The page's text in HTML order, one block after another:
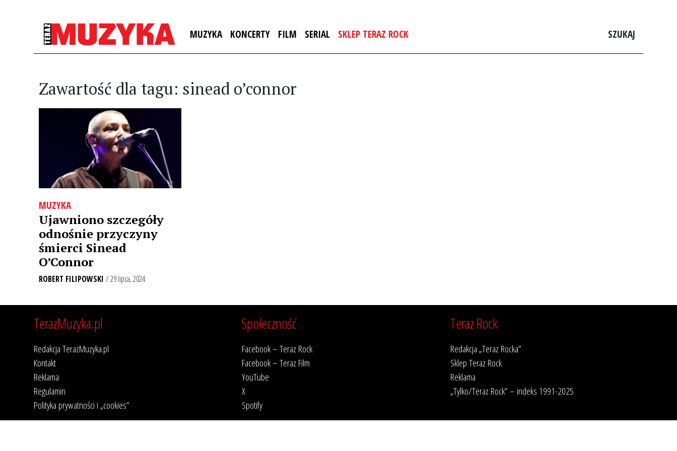
MUZYKA KONCERTY FILM SERIAL SKLEP TERAZ ROCK SZUKAJ
Zawartość dla tagu: sinead o’connor
MUZYKA
Ujawniono szczegóły
odnośnie przyczyny
śmierci Sinead
O’Connor
ROBERT FILIPOWSKI / 29 lipca, 2024
TerazMuzyka.pl
Redakcja TerazMuzyka.pl
Kontakt
Reklama
Regulamin
Polityka prywatności i „cookies”
Społeczność
Facebook – Teraz Rock
Facebook – Teraz Film
YouTube
X
Spotify
Teraz Rock
Redakcja „Teraz Rocka”
Sklep Teraz Rock
Reklama
„Tylko/Teraz Rock” – indeks 1991-2025